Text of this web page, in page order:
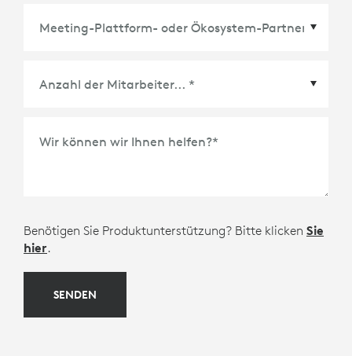
Wir können wir Ihnen helfen?*
Benötigen Sie Produktunterstützung? Bitte klicken Sie
hier.
SENDEN